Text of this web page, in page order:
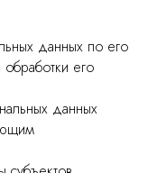
данных по его
его
данных